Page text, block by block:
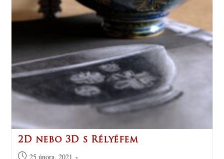
2D nebo 3D s Rélyéfem
25 února, 2021